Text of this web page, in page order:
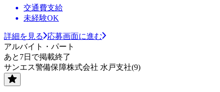
交通費支給
未経験OK
詳細を見る
応募画面に進む
アルバイト・パート
あと7日で掲載終了
サンエス警備保障株式会社 水戸支社(9)